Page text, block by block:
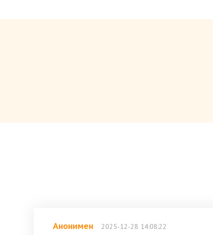
Анонимен
2025-12-28 14:08:22